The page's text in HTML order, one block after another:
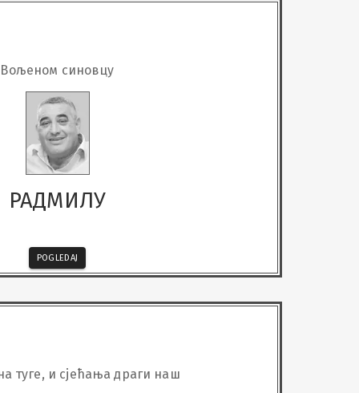
Вољеном синовцу
РАДМИЛУ
POGLEDAJ
Година дана туге, и сјећања драги наш